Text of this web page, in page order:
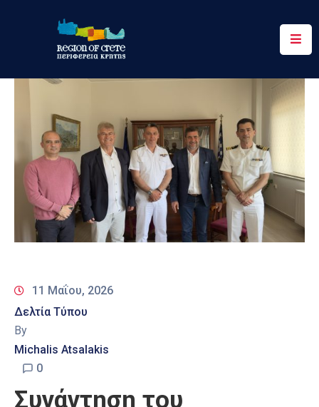
Περιφέρεια
Δράσεις
Ψηφιακές
Υπηρεσίες
Επικοινωνία
11 Μαΐου, 2026
Δελτία Τύπου
By
Michalis Atsalakis
0
Συνάντηση του